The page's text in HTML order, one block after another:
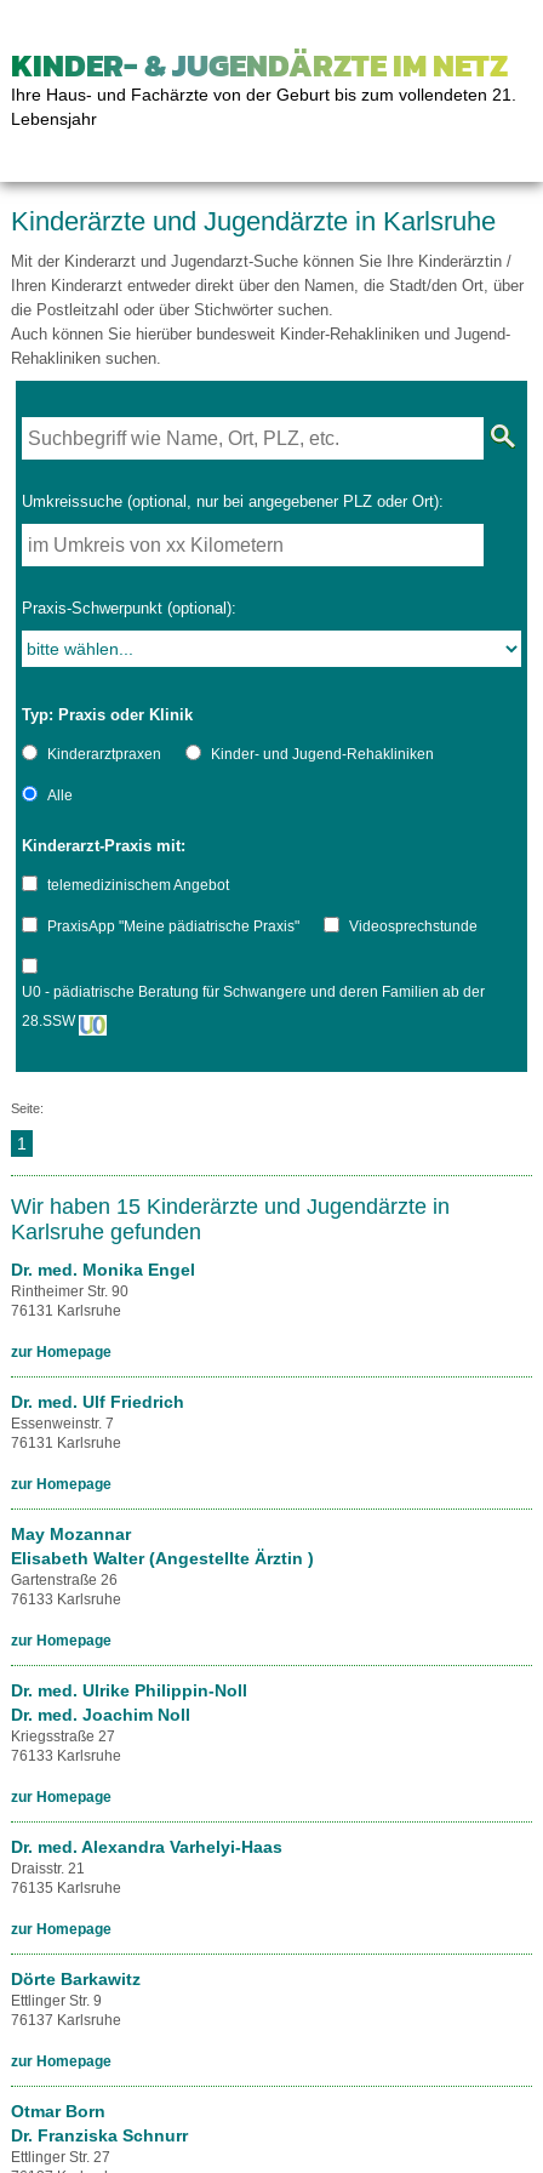
KINDER- & JUGENDÄRZTE IM NETZ
Ihre Haus- und Fachärzte von der Geburt bis zum vollendeten 21.
Lebensjahr
Kinderärzte und Jugendärzte in Karlsruhe
Mit der Kinderarzt und Jugendarzt-Suche können Sie Ihre Kinderärztin /
Ihren Kinderarzt entweder direkt über den Namen, die Stadt/den Ort, über
die Postleitzahl oder über Stichwörter suchen.
Auch können Sie hierüber bundesweit Kinder-Rehakliniken und Jugend-
Rehakliniken suchen.
Umkreissuche (optional, nur bei angegebener PLZ oder Ort):
Praxis-Schwerpunkt (optional):
Typ: Praxis oder Klinik
Kinderarztpraxen Kinder- und Jugend-Rehakliniken
Alle
Kinderarzt-Praxis mit:
telemedizinischem Angebot
PraxisApp "Meine pädiatrische Praxis" Videosprechstunde
U0 - pädiatrische Beratung für Schwangere und deren Familien ab der
28.SSW
Seite:
1
Wir haben 15 Kinderärzte und Jugendärzte in
Karlsruhe gefunden
Dr. med. Monika Engel
Rintheimer Str. 90
76131 Karlsruhe
zur Homepage
Dr. med. Ulf Friedrich
Essenweinstr. 7
76131 Karlsruhe
zur Homepage
May Mozannar
Elisabeth Walter (Angestellte Ärztin )
Gartenstraße 26
76133 Karlsruhe
zur Homepage
Dr. med. Ulrike Philippin-Noll
Dr. med. Joachim Noll
Kriegsstraße 27
76133 Karlsruhe
zur Homepage
Dr. med. Alexandra Varhelyi-Haas
Draisstr. 21
76135 Karlsruhe
zur Homepage
Dörte Barkawitz
Ettlinger Str. 9
76137 Karlsruhe
zur Homepage
Otmar Born
Dr. Franziska Schnurr
Ettlinger Str. 27